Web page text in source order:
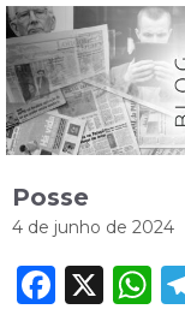
Posse
4 de junho de 2024
X